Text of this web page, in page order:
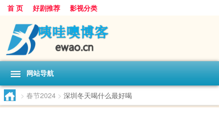
首 页 好剧推荐 影视分类
网站导航
> 春节2024 > 深圳冬天喝什么最好喝